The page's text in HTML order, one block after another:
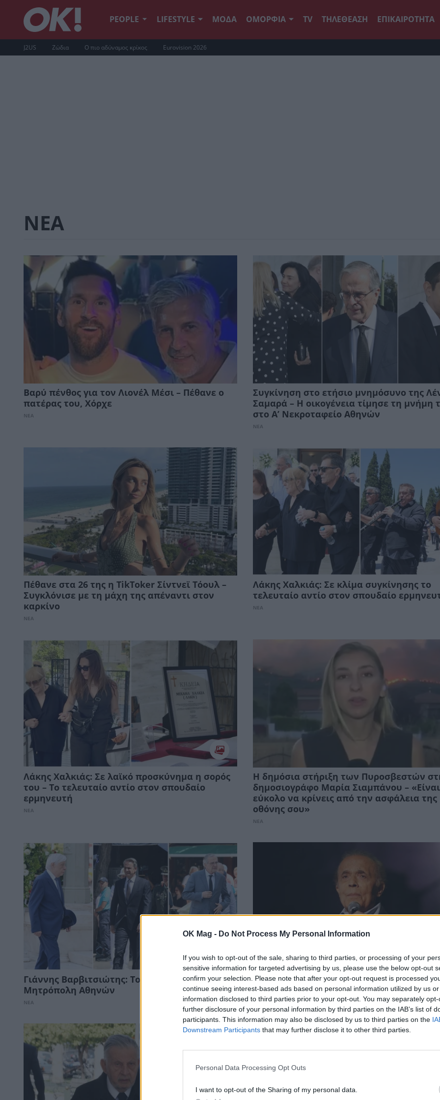
OK Mag - Do Not Process My Personal Information
If you wish to opt-out of the sale, sharing to third parties, or processing of your
sensitive information for targeted advertising by us, please use the below opt-out
confirm your selection. Please note that after your opt-out request is processed
continue seeing interest-based ads based on personal information utilized by us
information disclosed to third parties prior to your opt-out. You may separately
further disclosure of your personal information by third parties on the IAB’s list of
participants. This information may also be disclosed by us to third parties on the
Downstream Participants that may further disclose it to other third parties.
Personal Data Processing Opt Outs
I want to opt-out of the Sharing of my personal data.
PEOPLE LIFESTYLE ΜΟΔΑ ΟΜΟΡΦΙΑ TV ΤΗΛΕΘΕΑΣΗ ΕΠΙΚΑΙΡΟΤΗΤΑ
J2US Ζώδια Ο πιο αδύναμος κρίκος Eurovision 2026
ΝΕΑ
Βαρύ πένθος για τον Λιονέλ Μέσι – Πέθανε ο
πατέρας του, Χόρχε
ΝΕΑ
Συγκίνηση στο ετήσιο μνημόσυνο της
Σαμαρά – Η οικογένεια τίμησε τη μνήμη
στο Α’ Νεκροταφείο Αθηνών
ΝΕΑ
Πέθανε στα 26 της η TikToker Σίντνεϊ Τόουλ –
Συγκλόνισε με τη μάχη της απέναντι στον
καρκίνο
ΝΕΑ
Λάκης Χαλκιάς: Σε κλίμα συγκίνησης το
τελευταίο αντίο στον σπουδαίο
ΝΕΑ
Λάκης Χαλκιάς: Σε λαϊκό προσκύνημα η σορός
του – Το τελευταίο αντίο στον σπουδαίο
ερμηνευτή
ΝΕΑ
Η δημόσια στήριξη των Πυροσβεστών
δημοσιογράφο Μαρία Σιαμπάνου –
εύκολο να κρίνεις από την ασφάλεια της
οθόνης σου»
ΝΕΑ
Γιάννης Βαρβιτσιώτης: Το τελευταίο αντίο στη
Μητρόπολη Αθηνών
ΝΕΑ
Λάκης Χαλκιάς: Δημοσία δαπάνη η
– Πότε και πού θα τελεστεί
ΝΕΑ